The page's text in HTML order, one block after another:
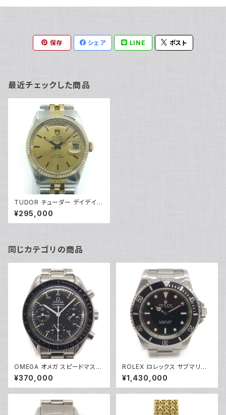
保存 シェア LINE ポスト
最近チェックした商品
TUDOR チューダー デイデイト
94613 B34番 SS/YG 自動巻
き チュードル Y03758
¥295,000
同じカテゴリの商品
OMEGA オメガ スピードマスタ
ー オートマチック 3510.50 自
動巻き クロノグラフ Y05155
¥370,000
ROLEX ロレックス サブマリー
ナ 14060 自動巻き N番 ダイバ
ーズウォッチ 黒文字盤 Y05143
¥1,430,000